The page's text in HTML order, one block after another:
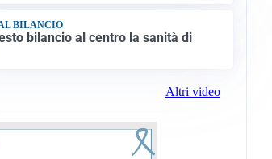
BILANCIO
bilancio al centro la sanità di
Altri video